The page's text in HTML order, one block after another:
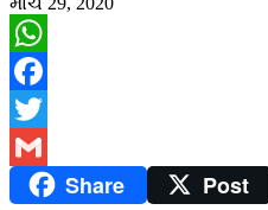
WhatsApp
Facebook
Twitter
Gmail Share Post